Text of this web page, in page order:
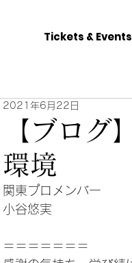
Tickets & Events
【ブログ
環境
2021年6月22日
関東プロメンバー
小谷悠実
＝＝＝＝＝＝＝